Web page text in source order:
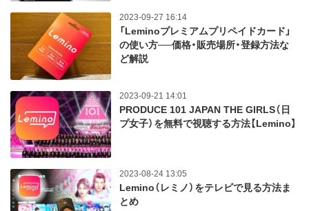
2023-09-27 16:14
「Leminoプレミアムプリペイドカード」
の使い方──価格・販売場所・登録方法な
ど解説
2023-09-21 14:01
PRODUCE 101 JAPAN THE GIRLS（日
プ女子）を無料で視聴する方法【Lemino】
2023-08-24 13:05
Lemino（レミノ）をテレビで見る方法ま
とめ